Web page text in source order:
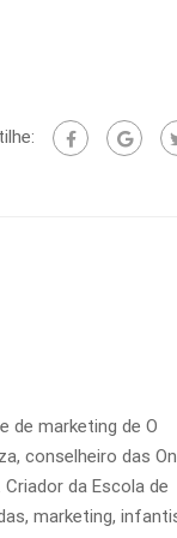
de marketing de O
conselheiro das
da Escola de
marketing,